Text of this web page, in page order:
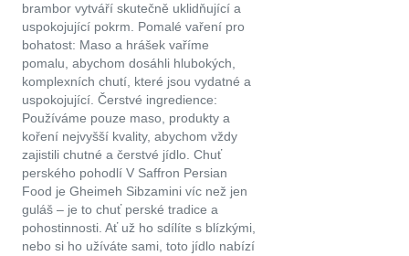
brambor vytváří skutečně uklidňující a
uspokojující pokrm. Pomalé vaření pro
bohatost: Maso a hrášek vaříme
pomalu, abychom dosáhli hlubokých,
komplexních chutí, které jsou vydatné a
uspokojující. Čerstvé ingredience:
Používáme pouze maso, produkty a
koření nejvyšší kvality, abychom vždy
zajistili chutné a čerstvé jídlo. Chuť
perského pohodlí V Saffron Persian
Food je Gheimeh Sibzamini víc než jen
guláš – je to chuť perské tradice a
pohostinnosti. Ať už ho sdílíte s blízkými,
nebo si ho užíváte sami, toto jídlo nabízí